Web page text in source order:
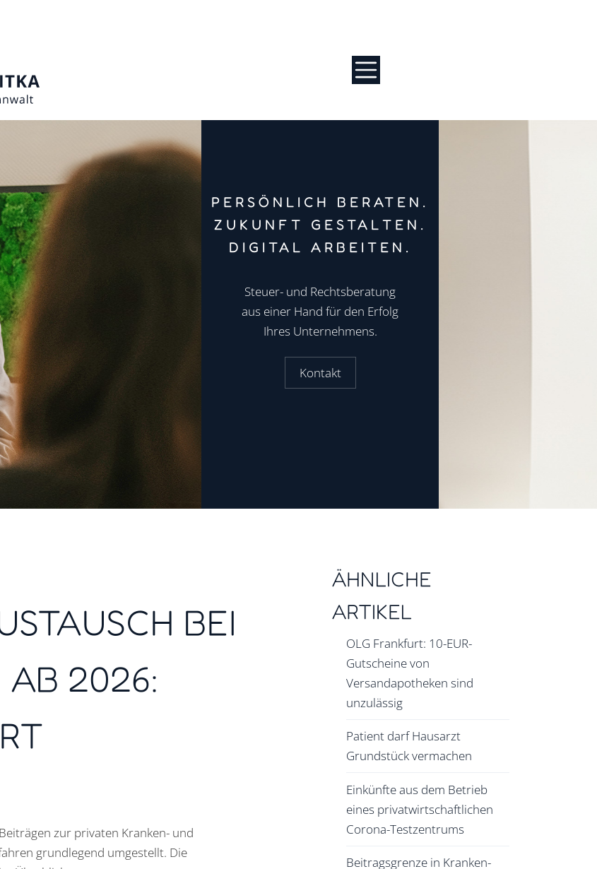
PERSÖNLICH BERATEN.
ZUKUNFT GESTALTEN.
DIGITAL ARBEITEN.
Steuer- und Rechtsberatung
aus einer Hand für den Erfolg
Ihres Unternehmens.
Kontakt
BEI
AB 2026:
zur privaten Kranken- und
grundlegend umgestellt. Die
ÄHNLICHE
ARTIKEL
OLG Frankfurt: 10-EUR-
Gutscheine von
Versandapotheken sind
unzulässig
Patient darf Hausarzt
Grundstück vermachen
Einkünfte aus dem Betrieb
eines privatwirtschaftlichen
Corona-Testzentrums
Beitragsgrenze in Kranken-